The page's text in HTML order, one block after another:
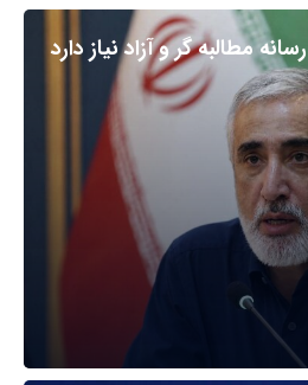
مطالبه گر و آزاد نیاز دارد